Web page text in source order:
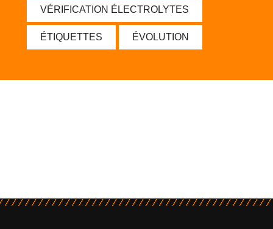
VÉRIFICATION ÉLECTROLYTES
ÉTIQUETTES ÉVOLUTION